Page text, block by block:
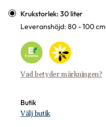
Varianter
Krukstorlek: 30 liter
Leveranshöjd: 80 - 100 cm
Vad betyder märkningen?
Butik
Välj butik